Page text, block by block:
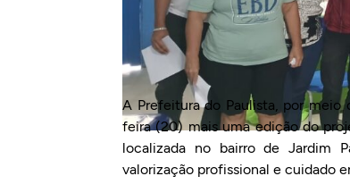
A Prefeitura do Paulista, por meio
feira (20) mais uma edição do
localizada no bairro de Jardim
valorização profissional e cuidado